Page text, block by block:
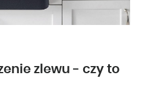
zlewu - czy to